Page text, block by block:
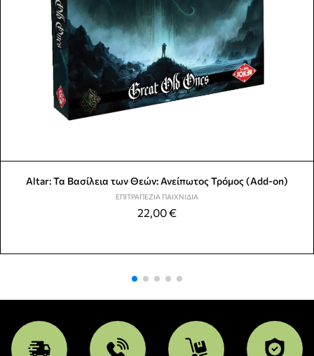
Altar: Τα Βασίλεια των Θεών: Ανείπωτος Τρόμος (Add-on)
ΕΠΙΤΡΑΠΈΖΙΑ ΠΑΙΧΝΊΔΙΑ
22,00€